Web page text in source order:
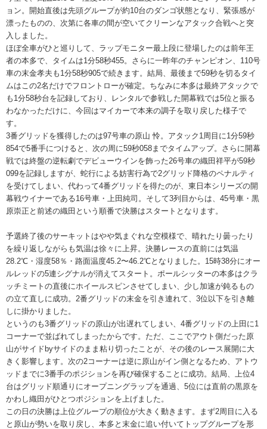
ョン。開始直後は先頭グループが約10台のダンゴ状態となり、緊張感が
漂ったものの、次第に各車の間が空いてクリーンなアタック合戦へと突
入しました。
ほぼ全車がひと巡りして、ラップモニター最上段に登場したのは前年王
者の本多で、タイムは1分58秒455。さらに一昨年のチャンピオン、110号
車の末金孝夫も1分58秒905で続きます。結局、最後まで59秒を切るタイ
ムはこの2名だけでフロントローが確定。ちなみに本多は最終アタックで
も1分58秒台を記録しており、レンタルで参戦した開幕戦では5位と振る
わなかっただけに、今回はマイカーで本来の調子を取り戻した様子で
す。
3番グリッドを獲得したのは97号車の原山 怜。アタック1周目に1分59秒
854で5番手につけると、次の周に59秒058までタイムアップ。さらに開幕
戦では終盤の逆転劇でデビューウインを飾った26号車の織田祥平が59秒
099を記録しますが、蛇行による妨害行為で2グリッド降格のペナルティ
を受けてしまい、代わって4番グリッドを得たのが、東日本シリーズの開
幕戦ウイナーである16号車・上田純司。そして3列目からは、45号車・黒
原崇正と前述の織田という順番で決勝はスタートとなります。
予選終了後のサーキットはやや気まぐれな空模様で、晴れたり曇ったり
を繰り返しながらも気温は徐々に上昇。決勝レースの直前には気温
28.2℃・湿度58％・路面温度45.2〜46.2℃となりました。15時38分にオー
ルレッドの5連シグナルが消えてスタート。ポールシッターの本多はクラ
ッチミートの直後にホイールスピンさせてしまい、少し加速が鈍るもの
の立て直しに成功。2番グリッドの末金を引き連れて、3位以下を引き離
しに掛かりました。
というのも3番グリッドの原山が出遅れてしまい、4番グリッドの上田に1
コーナーで並ばれてしまったからです。ただ、ここでアウト側だった原
山がサイドbyサイドのまま粘り切ったことが、その後のレース展開に大
きく影響します。次の2コーナーは逆に原山がイン側となるため、アトウ
ッドまでに3番手のポジションを再び確保することに成功。結局、上位4
台はグリッド順通りにオープニングラップを通過、5位には直前の黒原を
かわし織田がひとつポジションを上げました。
この日の決勝は上位グループの順位が大きく動きます。まず2周目に入る
と原山が勢いを取り戻し、本多と末金に追い付いてトップグループを形